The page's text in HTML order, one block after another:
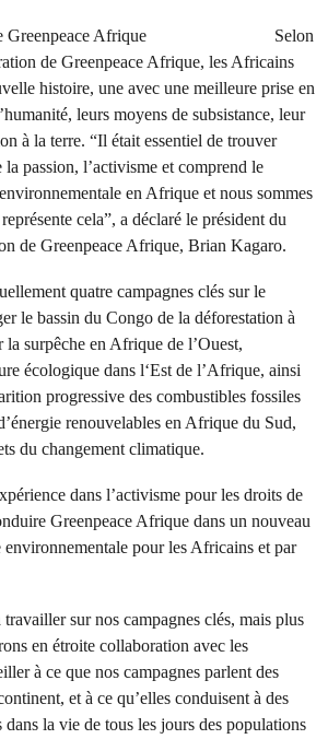
Selon
de Greenpeace Afrique, les Africains
histoire, une avec une meilleure prise en
leurs moyens de subsistance, leur
à la terre. “Il était essentiel de trouver
passion, l’activisme et comprend le
en Afrique et nous sommes
cela”, a déclaré le président du
de Greenpeace Afrique, Brian Kagaro.
quatre campagnes clés sur le
le bassin du Congo de la déforestation à
la surpêche en Afrique de l’Ouest,
écologique dans l‘Est de l’Afrique, ainsi
progressive des combustibles fossiles
renouvelables en Afrique du Sud,
du changement climatique.
dans l’activisme pour les droits de
Greenpeace Afrique dans un nouveau
pour les Africains et par
sur nos campagnes clés, mais plus
en étroite collaboration avec les
à ce que nos campagnes parlent des
et à ce qu’elles conduisent à des
dans la vie de tous les jours des populations